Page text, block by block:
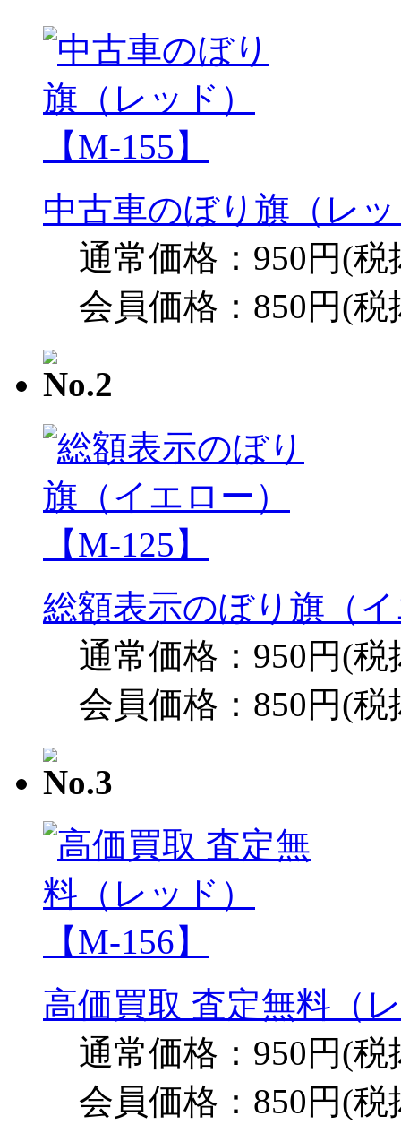
中古車のぼり旗（レ
通常価格：950円(税
会員価格：850円(税
総額表示のぼり旗（
通常価格：950円(税
会員価格：850円(税
高価買取 査定無料（
通常価格：950円(税
会員価格：850円(税